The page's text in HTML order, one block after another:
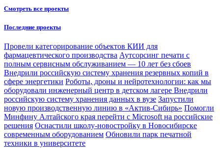
Смотреть все проекты
Последние проекты
Провели категорирование объектов КИИ для
фармацевтического производства Аутсорсинг печати с
полным сервисным обслуживанием — 10 лет без сбоев
Внедрили российскую систему хранения резервных копий в
сфере энергетики Роботы, дроны и нейротехнологии: как мы
оборудовали инженерный центр в детском лагере Внедрили
российскую систему хранения данных в вузе Запустили
новую производственную линию в «Актив-Сибирь» Помогли
Минфину Алтайского края перейти с Microsoft на российские
решения Оснастили школу-новостройку в Новосибирске
современным оборудованием Обновили парк печатной
техники в университете